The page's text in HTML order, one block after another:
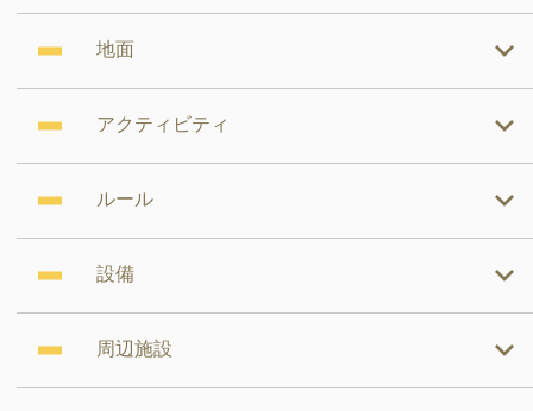
地面
アクティビティ
ルール
設備
周辺施設